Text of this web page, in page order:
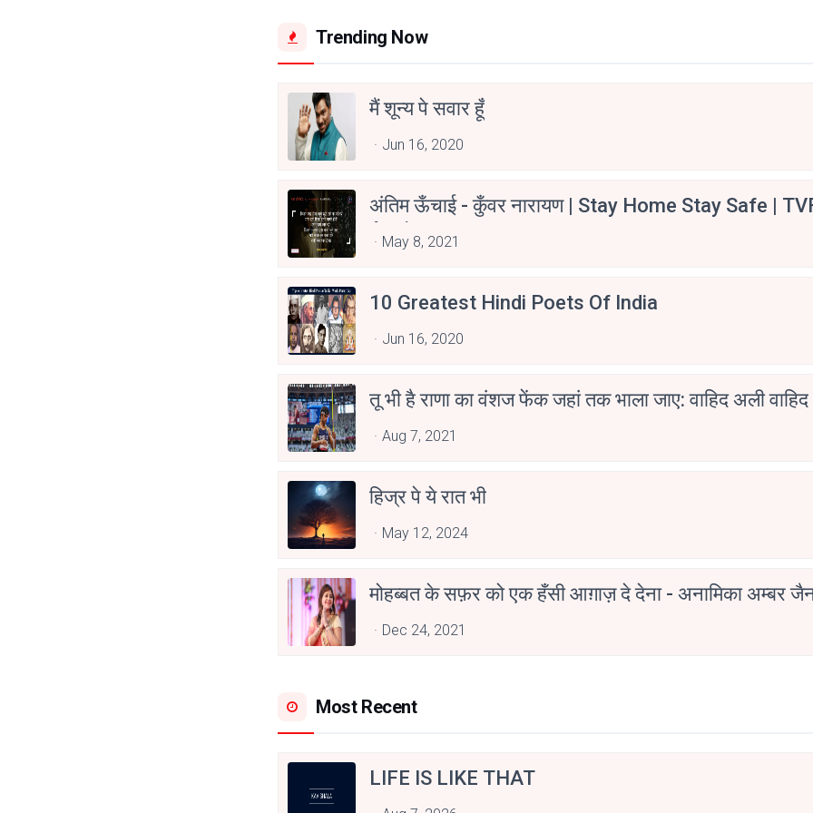
Trending Now
मैं शून्य पे सवार हूँ
Jun 16, 2020
अंतिम ऊँचाई - कुँवर नारायण | Stay Home Stay Safe |
Aspirants
May 8, 2021
10 Greatest Hindi Poets Of India
Jun 16, 2020
तू भी है राणा का वंशज फेंक जहां तक भाला जाए: वाहिद अली वाहिद
Aug 7, 2021
हिज्र पे ये रात भी
May 12, 2024
मोहब्बत के सफ़र को एक हँसी आग़ाज़ दे देना - अनामिका अम्बर
Dec 24, 2021
Most Recent
LIFE IS LIKE THAT